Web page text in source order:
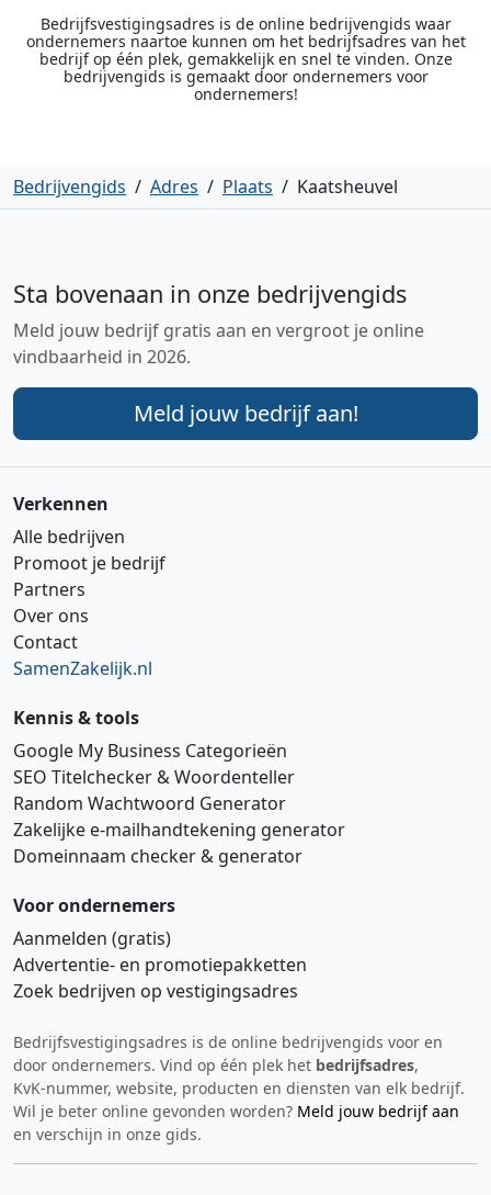
Bedrijfsvestigingsadres is de online bedrijvengids waar
ondernemers naartoe kunnen om het bedrijfsadres van het
bedrijf op één plek, gemakkelijk en snel te vinden. Onze
bedrijvengids is gemaakt door ondernemers voor
ondernemers!
Bedrijvengids / Adres / Plaats / Kaatsheuvel
Sta bovenaan in onze bedrijvengids
Meld jouw bedrijf gratis aan en vergroot je online
vindbaarheid in 2026.
Meld jouw bedrijf aan!
Verkennen
Alle bedrijven
Promoot je bedrijf
Partners
Over ons
Contact
SamenZakelijk.nl
Kennis & tools
Google My Business Categorieën
SEO Titelchecker & Woordenteller
Random Wachtwoord Generator
Zakelijke e‑mailhandtekening generator
Domeinnaam checker & generator
Voor ondernemers
Aanmelden (gratis)
Advertentie‑ en promotiepakketten
Zoek bedrijven op vestigingsadres
Bedrijfsvestigingsadres is de online bedrijvengids voor en
door ondernemers. Vind op één plek het bedrijfsadres,
KvK‑nummer, website, producten en diensten van elk bedrijf.
Wil je beter online gevonden worden? Meld jouw bedrijf aan
en verschijn in onze gids.
Hi 👋 We horen graag uw feedback!